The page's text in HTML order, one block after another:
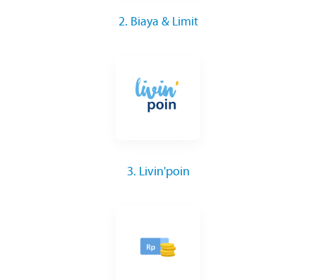
2. Biaya & Limit
3. Livin'poin